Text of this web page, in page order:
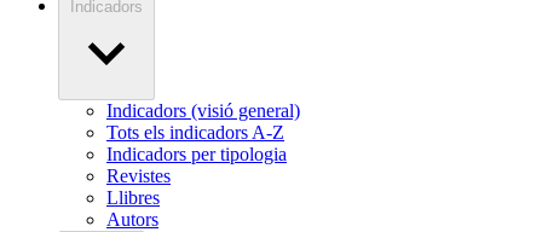
Indicadors
Indicadors (visió general)
Tots els indicadors A-Z
Indicadors per tipologia
Revistes
Llibres
Autors